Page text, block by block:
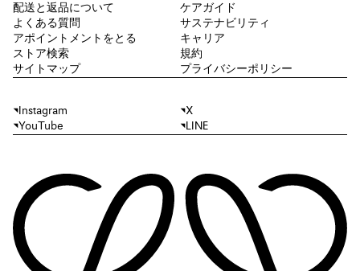
配送と返品について
よくある質問
アポイントメントをとる
ストア検索
サイトマップ
ケアガイド
サステナビリティ
キャリア
規約
プライバシーポリシー
Instagram
X
YouTube
LINE